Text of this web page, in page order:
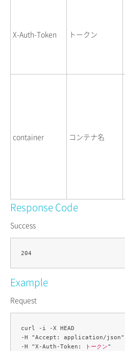
X-Auth-Token トークン
container コンテナ名
Response Code
Success
Example
Request
curl -i -X HEAD
-H "Accept: application/json"
-H "X-Auth-Token:
トークン"